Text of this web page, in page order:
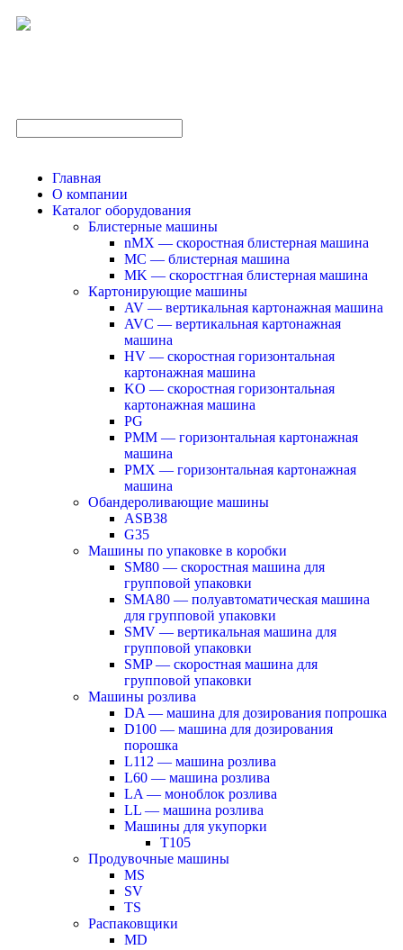
Главная
О компании
Каталог оборудования
Блистерные машины
nMX — скоростная блистерная машина
MC — блистерная машина
MK — скоростгная блистерная машина
Картонирующие машины
AV — вертикальная картонажная машина
AVC — вертикальная картонажная
машина
HV — скоростная горизонтальная
картонажная машина
KO — скоростная горизонтальная
картонажная машина
PG
PMM — горизонтальная картонажная
машина
PMX — горизонтальная картонажная
машина
Обандероливающие машины
ASB38
G35
Машины по упаковке в коробки
SM80 — скоростная машина для
групповой упаковки
SMA80 — полуавтоматическая машина
для групповой упаковки
SMV — вертикальная машина для
групповой упаковки
SMP — скоростная машина для
групповой упаковки
Машины розлива
DA — машина для дозирования попрошка
D100 — машина для дозирования
порошка
L112 — машина розлива
L60 — машина розлива
LA — моноблок розлива
LL — машина розлива
Машины для укупорки
T105
Продувочные машины
MS
SV
TS
Распаковщики
MD